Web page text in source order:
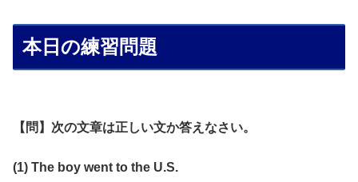
本日の練習問題
【問】次の文章は正しい文か答えなさい。
(1) The boy went to the U.S.